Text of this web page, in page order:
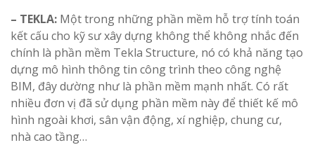
– TEKLA: Một trong những phần mềm hỗ trợ tính toán
kết cấu cho kỹ sư xây dựng không thể không nhắc đến
chính là phần mềm Tekla Structure, nó có khả năng tạo
dựng mô hình thông tin công trình theo công nghệ
BIM, đây dường như là phần mềm mạnh nhất. Có rất
nhiều đơn vị đã sử dụng phần mềm này để thiết kế mô
hình ngoài khơi, sân vận động, xí nghiệp, chung cư,
nhà cao tầng…